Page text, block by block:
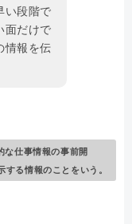
い段階で
面だけで
情報を伝
仕事情報の事前開
る情報のことをいう。